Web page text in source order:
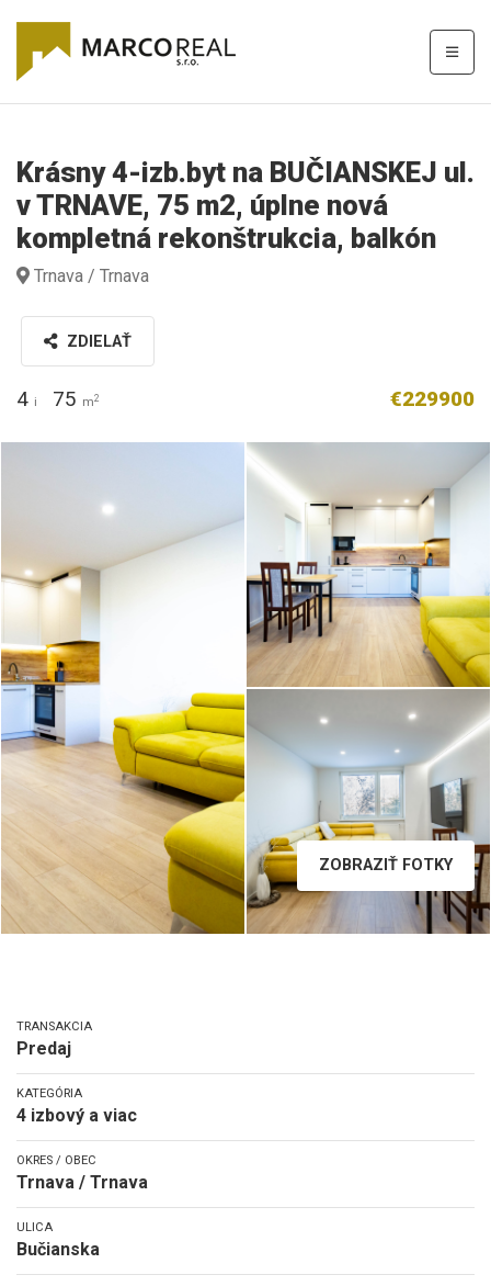
Krásny 4-izb.byt na BUČIANSKEJ ul.
v TRNAVE, 75 m2, úplne nová
kompletná rekonštrukcia, balkón
Trnava / Trnava
ZDIELAŤ
4 i 75 m2 €229900
B36A2071__1.jpg
ZOBRAZIŤ FOTKY
TRANSAKCIA
Predaj
KATEGÓRIA
4 izbový a viac
OKRES / OBEC
Trnava / Trnava
ULICA
Bučianska